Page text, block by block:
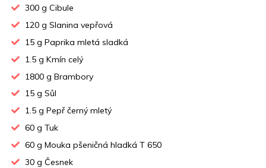
300 g Cibule
120 g Slanina vepřová
15 g Paprika mletá sladká
1.5 g Kmín celý
1800 g Brambory
15 g Sůl
1.5 g Pepř černý mletý
60 g Tuk
60 g Mouka pšeničná hladká T 650
30 g Česnek